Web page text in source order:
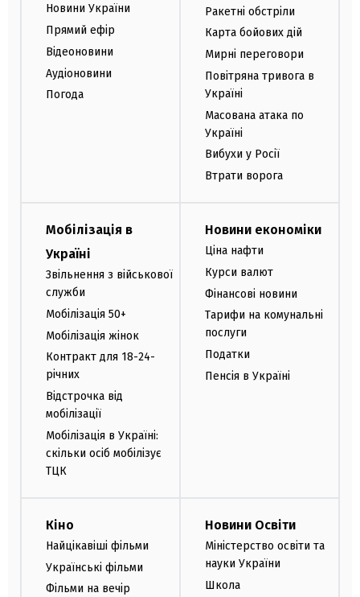
Новини України
Прямий ефір
Відеоновини
Аудіоновини
Погода
Ракетні обстріли
Карта бойових дій
Мирні переговори
Повітряна тривога в
Україні
Масована атака по
Україні
Вибухи у Росії
Втрати ворога
Мобілізація в
Україні
Звільнення з військової
служби
Мобілізація 50+
Мобілізація жінок
Контракт для 18-24-
річних
Відстрочка від
мобілізації
Мобілізація в Україні:
скільки осіб мобілізує
ТЦК
Новини економіки
Ціна нафти
Курси валют
Фінансові новини
Тарифи на комунальні
послуги
Податки
Пенсія в Україні
Кіно
Найцікавіші фільми
Українські фільми
Фільми на вечір
Новини Освіти
Міністерство освіти та
науки України
Школа